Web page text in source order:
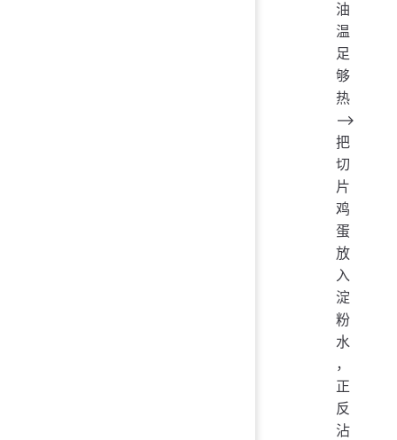
油
温
足
够
热
——>
把
切
片
鸡
蛋
放
入
淀
粉
水
，
正
反
沾